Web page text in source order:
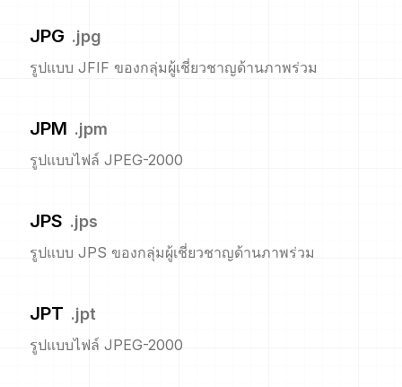
JPG .jpg
รูปแบบ JFIF ของกลุ่มผู้เชี่ยวชาญด้านภาพร่วม
JPM .jpm
รูปแบบไฟล์ JPEG-2000
JPS .jps
รูปแบบ JPS ของกลุ่มผู้เชี่ยวชาญด้านภาพร่วม
JPT .jpt
รูปแบบไฟล์ JPEG-2000